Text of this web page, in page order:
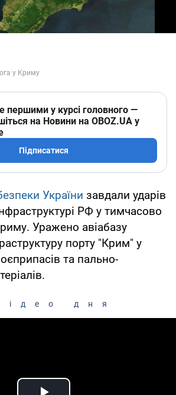
першими у курсі головного —
на Новини на OBOZ.UA у
Підписатися
України завдали ударів
РФ у тимчасово
Уражено авіабазу
порту "Крим" у
та пально-
дня